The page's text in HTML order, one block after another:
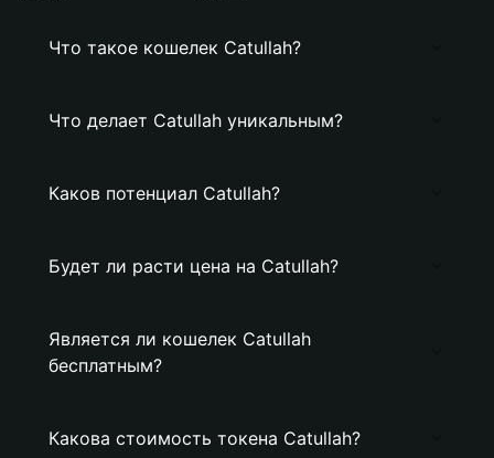
Что такое кошелек Catullah?
Что делает Catullah уникальным?
Каков потенциал Catullah?
Будет ли расти цена на Catullah?
Является ли кошелек Catullah
бесплатным?
Какова стоимость токена Catullah?